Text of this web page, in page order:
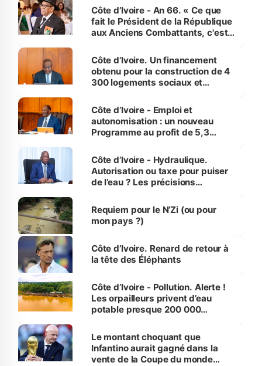
Côte d’Ivoire - An 66. « Ce que
fait le Président de la République
aux Anciens Combattants, c'est
Côte d’Ivoire. Un financement
obtenu pour la construction de 4
300 logements sociaux et
et Yamoussoukro
Côte d’Ivoire - Emploi et
autonomisation : un nouveau
Programme au profit de 5,3
Côte d’Ivoire - Hydraulique.
Autorisation ou taxe pour puiser
de l’eau ? Les précisions
Requiem pour le N’Zi (ou pour
mon pays ?)
Côte d’Ivoire. Renard de retour à
la tête des Éléphants
Côte d’Ivoire - Pollution. Alerte !
Les orpailleurs privent d’eau
potable presque 200 000
Le montant choquant que
Infantino aurait gagné dans la
vente de la Coupe du monde